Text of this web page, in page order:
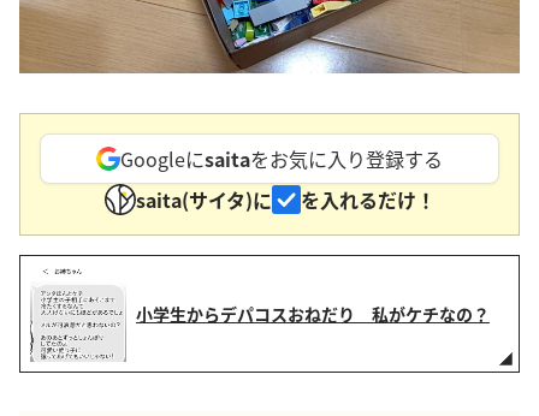
Googleにsaitaをお気に入り登録する
saita(サイタ)に
を入れるだけ！
小学生からデパコスおねだり 私がケチなの？